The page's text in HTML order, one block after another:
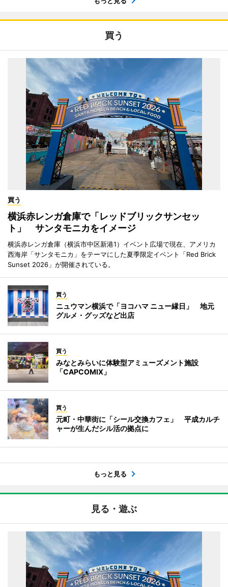
買う
買う
横浜赤レンガ倉庫で「レッドブリックサンセッ
ト」 サンタモニカをイメージ
横浜赤レンガ倉庫（横浜市中区新港1）イベント広場で現在、アメリカ
西海岸「サンタモニカ」をテーマにした夏季限定イベント「Red Brick
Sunset 2026」が開催されている。
買う
ニュウマン横浜で「ヨコハマ ニュー縁日」 地元
グルメ・グッズなど出店
買う
みなとみらいに体験型アミューズメント施設
「CAPCOMIX」
買う
元町・中華街に「シール交換カフェ」 平成カルチ
ャーが生んだシル活の拠点に
もっと見る
見る・遊ぶ